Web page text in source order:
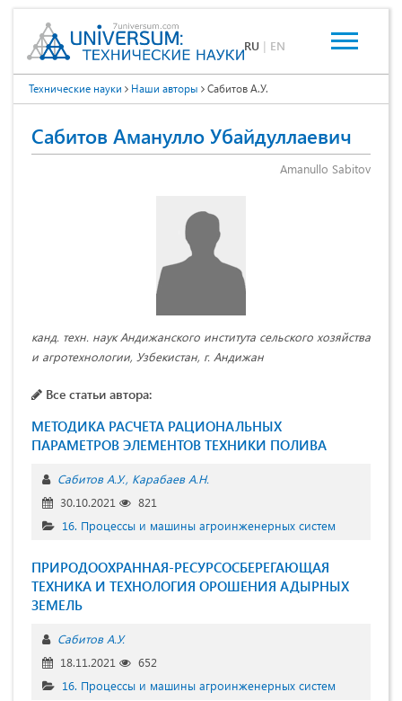
RU | EN
Технические науки Наши авторы Сабитов А.У.
Сабитов Аманулло Убайдуллаевич
Amanullo Sabitov
канд. техн. наук Андижанского института сельского хозяйства
и агротехнологии, Узбекистан, г. Андижан
Все статьи автора:
МЕТОДИКА РАСЧЕТА РАЦИОНАЛЬНЫХ
ПАРАМЕТРОВ ЭЛЕМЕНТОВ ТЕХНИКИ ПОЛИВА
Сабитов А.У. Карабаев А.Н.
30.10.2021
821
16. Процессы и машины агроинженерных систем
ПРИРОДООХРАННАЯ-РЕСУРСОСБЕРЕГАЮЩАЯ
ТЕХНИКА И ТЕХНОЛОГИЯ ОРОШЕНИЯ АДЫРНЫХ
ЗЕМЕЛЬ
Сабитов А.У.
18.11.2021
652
16. Процессы и машины агроинженерных систем